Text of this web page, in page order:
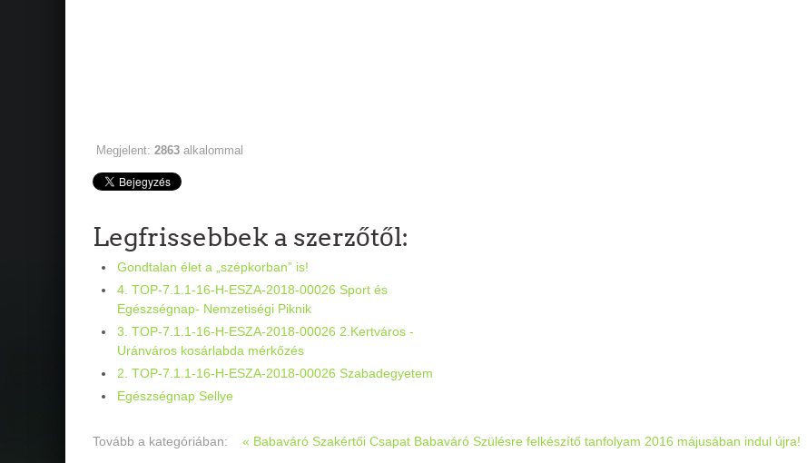
Megjelent: 2863 alkalommal
Legfrissebbek a szerzőtől:
Gondtalan élet a „szépkorban” is!
4. TOP-7.1.1-16-H-ESZA-2018-00026 Sport és
Egészségnap- Nemzetiségi Piknik
3. TOP-7.1.1-16-H-ESZA-2018-00026 2.Kertváros -
Uránváros kosárlabda mérkőzés
2. TOP-7.1.1-16-H-ESZA-2018-00026 Szabadegyetem
Egészségnap Sellye
Tovább a kategóriában: « Babaváró Szakértői Csapat Babaváró Szülésre felkészítő tanfolyam 2016 májusában indul újra!